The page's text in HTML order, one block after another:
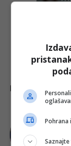
LATEST
Pohrana
Saznajte